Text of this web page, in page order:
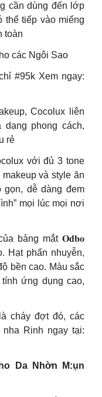
cần dùng đến lớp
thể tiếp vào miếng
toàn
các Ngôi Sao
#95k Xem ngay:
Cocolux liên
phong cách,
rẻ
với đủ 3 tone
và style ăn
dễ dàng đem
mọi lúc mọi nơi
bảng mắt 𝐎𝐝𝐛𝐨
Hạt phấn nhuyễn,
bền cao. Màu sắc
ứng dụng cao,
cháy đợt đó, các
Rinh ngay tại:
Da Nhờn M:ụn